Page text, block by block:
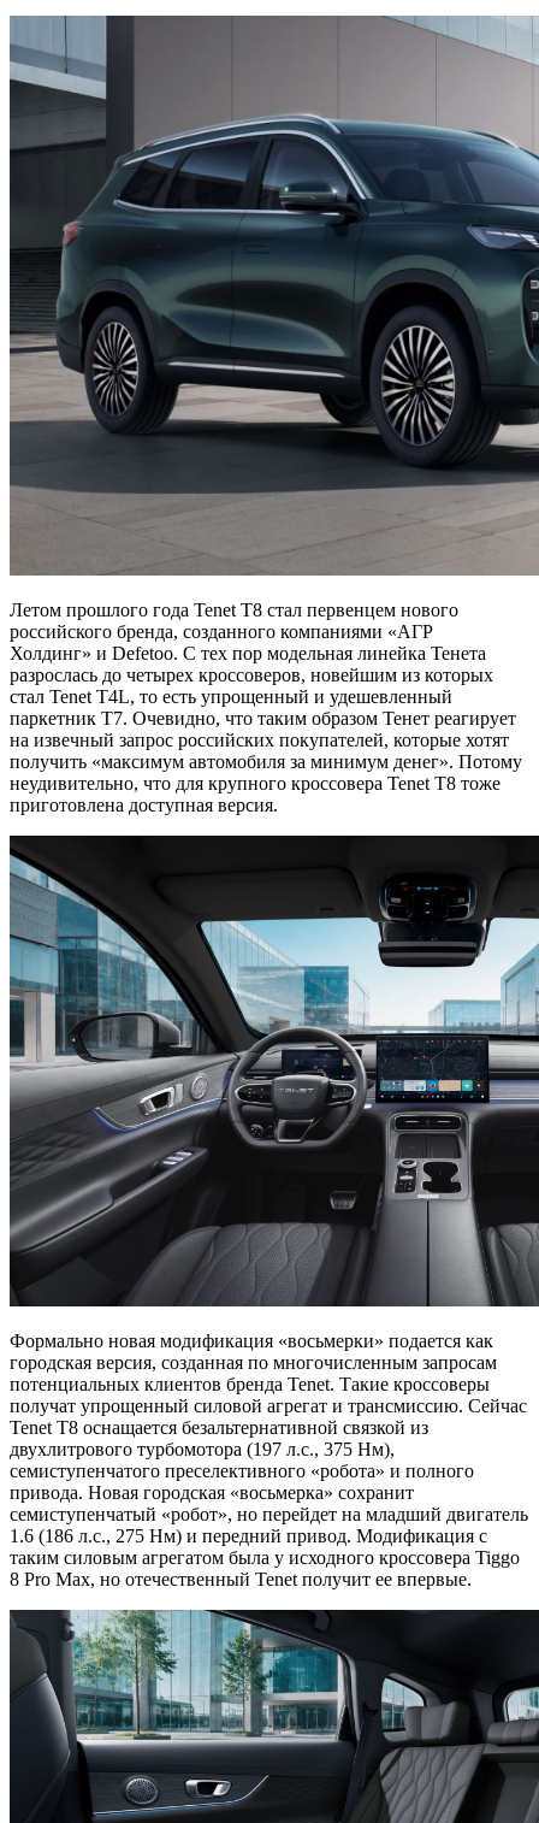
Летом прошлого года Tenet T8 стал первенцем нового
российского бренда, созданного компаниями «АГР
Холдинг» и Defetoo. С тех пор модельная линейка Тенета
разрослась до четырех кроссоверов, новейшим из которых
стал Tenet T4L, то есть упрощенный и удешевленный
паркетник T7. Очевидно, что таким образом Тенет реагирует
на извечный запрос российских покупателей, которые хотят
получить «максимум автомобиля за минимум денег». Потому
неудивительно, что для крупного кроссовера Tenet T8 тоже
приготовлена доступная версия.
Формально новая модификация «восьмерки» подается как
городская версия, созданная по многочисленным запросам
потенциальных клиентов бренда Tenet. Такие кроссоверы
получат упрощенный силовой агрегат и трансмиссию. Сейчас
Tenet T8 оснащается безальтернативной связкой из
двухлитрового турбомотора (197 л.с., 375 Нм),
семиступенчатого преселективного «робота» и полного
привода. Новая городская «восьмерка» сохранит
семиступенчатый «робот», но перейдет на младший двигатель
1.6 (186 л.с., 275 Нм) и передний привод. Модификация с
таким силовым агрегатом была у исходного кроссовера Tiggo
8 Pro Max, но отечественный Tenet получит ее впервые.